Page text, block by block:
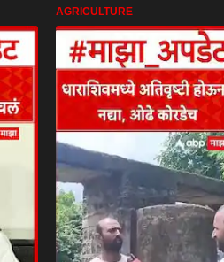
AGRICULTURE